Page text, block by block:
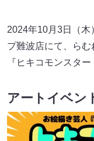
2024年10月3日（木
プ難波店にて、ら
『ヒキコモンスタ
アートイベン